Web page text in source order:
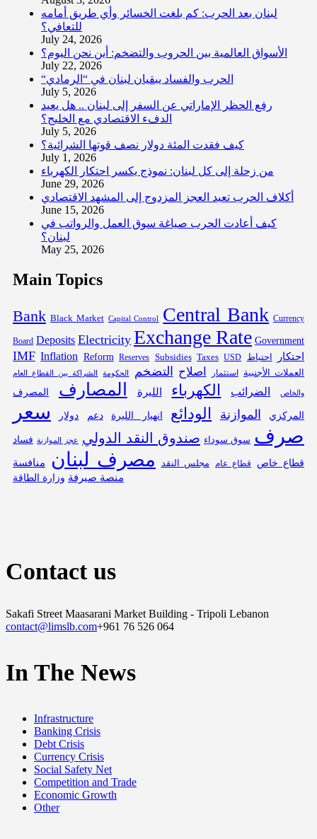
لبنان بعد الحرب: كم بلغت الخسائر وأي طريق أمامه
للتعافي؟
July 24, 2026
الأسواق العالمية بين الحروب والتضخم: أين نحن اليوم؟
July 22, 2026
“الحرب والفساد يبقيان لبنان في “الرمادي
July 5, 2026
رفع الحظر الإماراتي عن السفر إلى لبنان .. هل يعيد
الدفء الاقتصادي مع الخليج؟
July 5, 2026
كيف فقدت المئة دولار نصف قوتها الشرائية؟
July 1, 2026
من زحلة إلى كل لبنان: نموذج يكسر احتكار الكهرباء
June 29, 2026
أكلاف الحرب تعيد العجز المزدوج إلى المشهد الاقتصادي
June 15, 2026
كيف أعادت الحرب صياغة سوق العمل والرواتب في
لبنان؟
May 25, 2026
Main Topics
Bank Black Market Capital Control Central Bank Currency
Board Deposits Electricity Exchange Rate Government
IMF Inflation Reform Reserves Subsidies Taxes USD احتكار
احتياط
العملات الأجنبية
استثمار اصلاح التضخم الحكومة الشراكة بين القطاع العام
والخاص الضرائب الكهرباء الليرة المصارف المصرف
المركزي الموازنة الودائع انهيار الليرة دعم دولار
سعر
صرف سوق سوداء صندوق النقد الدولي عجز الموازنة فساد
قطاع خاص قطاع عام مجلس النقد مصرف لبنان
منافسة
منصة صيرفة وزارة الطاقة
Contact us
Sakafi Street Maasarani Market Building - Tripoli Lebanon
contact@limslb.com+961 76 526 064
In The News
Infrastructure
Banking Crisis
Debt Crisis
Currency Crisis
Social Safety Net
Competition and Trade
Economic Growth
Other